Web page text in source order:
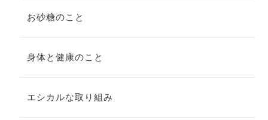
お砂糖のこと
身体と健康のこと
エシカルな取り組み